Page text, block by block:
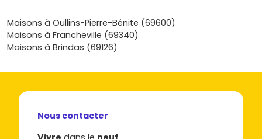
séjours ouverts,balcons/terrasseset stationnements,
souvent dans des résidences à taille humaine. C'est le
combo confort + revente facile.
Appartements haut de gamme: dans certains
des prestationspremium(parquet, volets motorisés,
résidentielles. Idéal si tu cherches la pérennité
patrimoniale.
Maisons à Oullins-Pierre-Bénite (69600)
Maisons à Francheville (69340)
Maisons à Brindas (69126)
Nous contacter